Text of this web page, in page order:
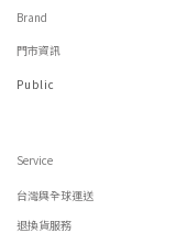
Brand
門市資訊
Public
Service
台灣與全球運送
退換貨服務